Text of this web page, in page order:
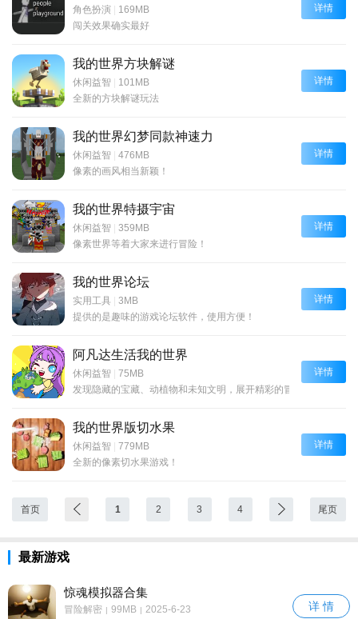
角色扮演
169MB
闯关效果确实最好
详情
我的世界方块解谜
休闲益智
101MB
全新的方块解谜玩法
详情
我的世界幻梦同款神速力
休闲益智
476MB
像素的画风相当新颖！
详情
我的世界特摄宇宙
休闲益智
359MB
像素世界等着大家来进行冒险！
详情
我的世界论坛
实用工具
3MB
提供的是趣味的游戏论坛软件，使用方便！
详情
阿凡达生活我的世界
休闲益智
75MB
发现隐藏的宝藏、动植物和未知文明，展开精彩的冒险之旅。
详情
我的世界版切水果
休闲益智
779MB
全新的像素切水果游戏！
详情
首页 1 2 3 4 尾页
最新游戏
惊魂模拟器合集
冒险解密 | 99MB | 2025-6-23
详 情